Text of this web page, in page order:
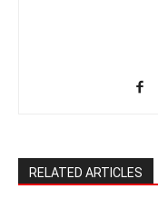
RELATED ARTICLES